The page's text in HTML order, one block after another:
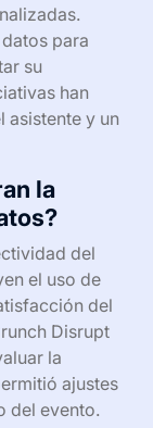
para
su
han
asistente y un
la
del
el uso de
del
Disrupt
la
ajustes
del evento.